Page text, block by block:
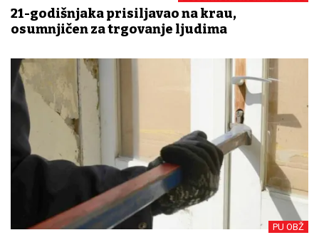
21-godišnjaka prisiljavao na krađu,
osumnjičen za trgovanje ljudima
PU OBŽ